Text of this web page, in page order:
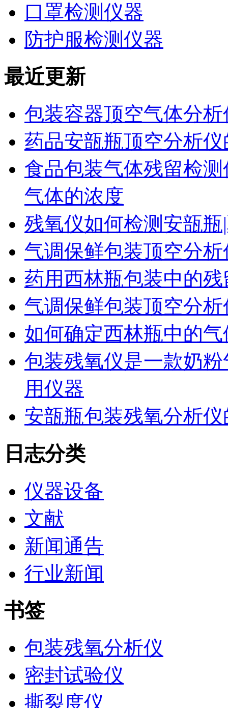
口罩检测仪器
防护服检测仪器
最近更新
包装容器顶空气体分
药品安瓿瓶顶空分析
食品包装气体残留检
气体的浓度
残氧仪如何检测安瓿
气调保鲜包装顶空分
药用西林瓶包装中的
气调保鲜包装顶空分
如何确定西林瓶中的
包装残氧仪是一款奶
用仪器
安瓿瓶包装残氧分析
日志分类
仪器设备
文献
新闻通告
行业新闻
书签
包装残氧分析仪
密封试验仪
撕裂度仪